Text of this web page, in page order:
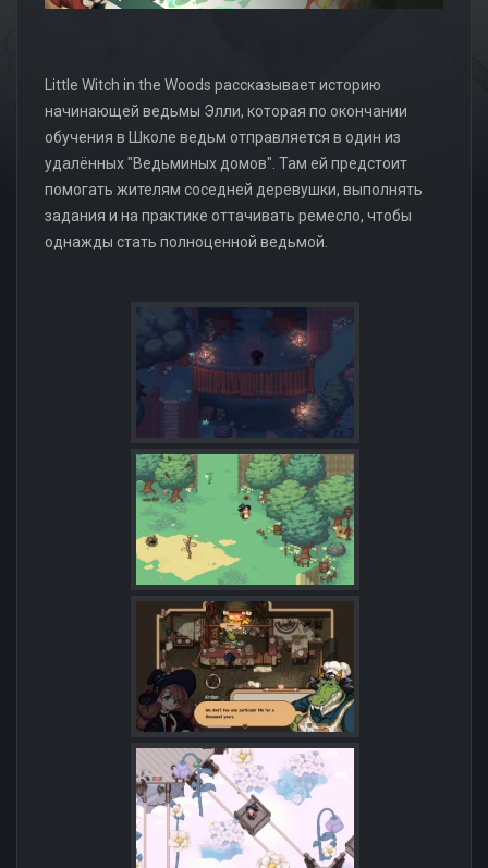
Little Witch in the Woods рассказывает историю
начинающей ведьмы Элли, которая по окончании
обучения в Школе ведьм отправляется в один из
удалённых "Ведьминых домов". Там ей предстоит
помогать жителям соседней деревушки, выполнять
задания и на практике оттачивать ремесло, чтобы
однажды стать полноценной ведьмой.